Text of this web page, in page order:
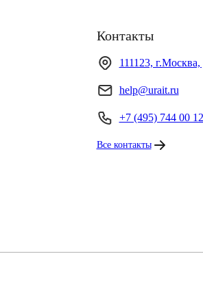
Контакты
111123,
help@urait.ru
+7 (495) 744 00 12
Все контакты